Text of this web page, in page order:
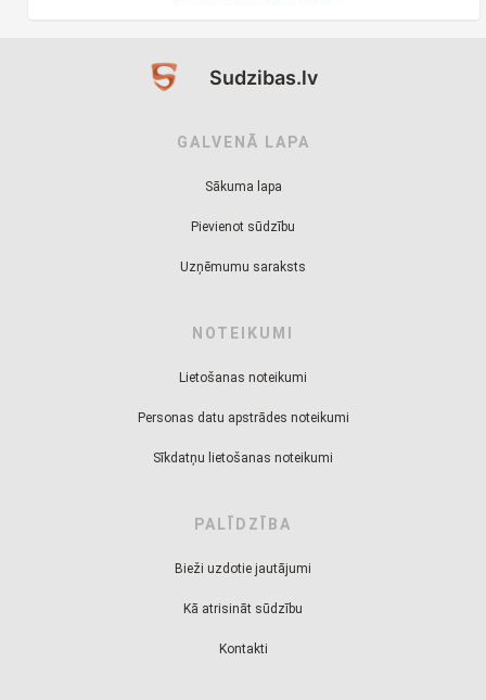
Sudzibas.lv
GALVENĀ LAPA
Sākuma lapa
Pievienot sūdzību
Uzņēmumu saraksts
NOTEIKUMI
Lietošanas noteikumi
Personas datu apstrādes noteikumi
Sīkdatņu lietošanas noteikumi
PALĪDZĪBA
Bieži uzdotie jautājumi
Kā atrisināt sūdzību
Kontakti